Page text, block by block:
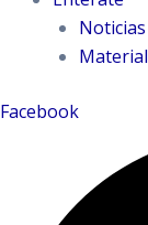
Noticias
Facebook